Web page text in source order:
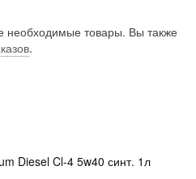
необходимые товары. Вы также
.
Diesel Cl-4 5w40 синт. 1л